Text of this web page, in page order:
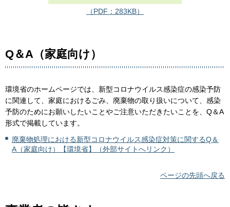
（PDF：283KB）
Q＆A（家庭向け）
環境省のホームページでは、新型コロナウイルス感染症の感染予防
に関連して、家庭におけるごみ、廃棄物の取り扱いについて、感染
予防のためにお願いしたいことやご注意いただきたいことを、Q＆A
形式で掲載しています。
廃棄物処理における新型コロナウイルス感染症対策に関するQ＆
A（家庭向け）【環境省】（外部サイトへリンク）
ページの先頭へ戻る